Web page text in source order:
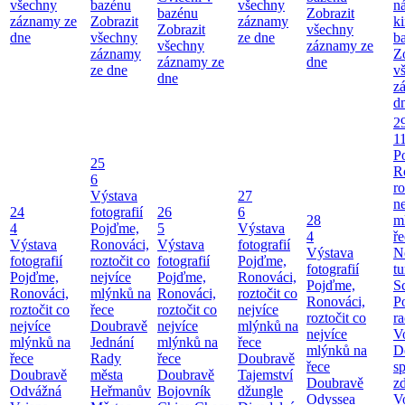
všechny
záznamy ze
dne
bazénu
Zobrazit
všechny
záznamy
ze dne
bazénu
Zobrazit
všechny
záznamy ze
dne
všechny
záznamy
ze dne
Zobrazit
všechny
záznamy ze
dne
24
4
Výstava
fotografií
Pojďme,
Ronováci,
roztočit co
nejvíce
mlýnků na
řece
Doubravě
Odvážná
25
6
Výstava
fotografií
Pojďme,
Ronováci,
roztočit co
nejvíce
mlýnků na
řece
Doubravě
Jednání
Rady
města
Heřmanův
26
5
Výstava
fotografií
Pojďme,
Ronováci,
roztočit co
nejvíce
mlýnků na
řece
Doubravě
Bojovník
27
6
Výstava
fotografií
Pojďme,
Ronováci,
roztočit co
nejvíce
mlýnků na
řece
Doubravě
Tajemství
džungle
28
4
Výstava
fotografií
Pojďme,
Ronováci,
roztočit co
nejvíce
mlýnků na
řece
Doubravě
Odyssea